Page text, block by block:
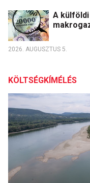
A
2026. AUGUSZTUS 5.
KÖLTSÉGKÍMÉLÉS